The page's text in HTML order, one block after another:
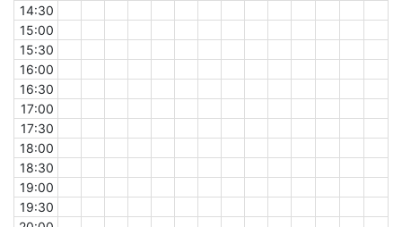
14:30
15:00
15:30
16:00
16:30
17:00
17:30
18:00
18:30
19:00
19:30